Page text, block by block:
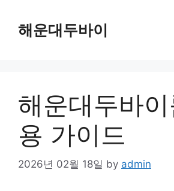
content해운대두바이
해운대두바이
용 가이드
2026년 02월 18일 by admin